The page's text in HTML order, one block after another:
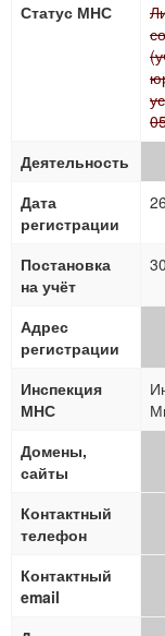
Статус МНС
Деятельность
Дата
регистрации
Постановка
на учёт
Адрес
регистрации
Инспекция
МНС
Домены,
сайты
Контактный
телефон
Контактный
email